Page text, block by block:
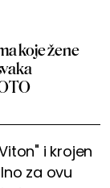
koje žene
i krojen
za ovu